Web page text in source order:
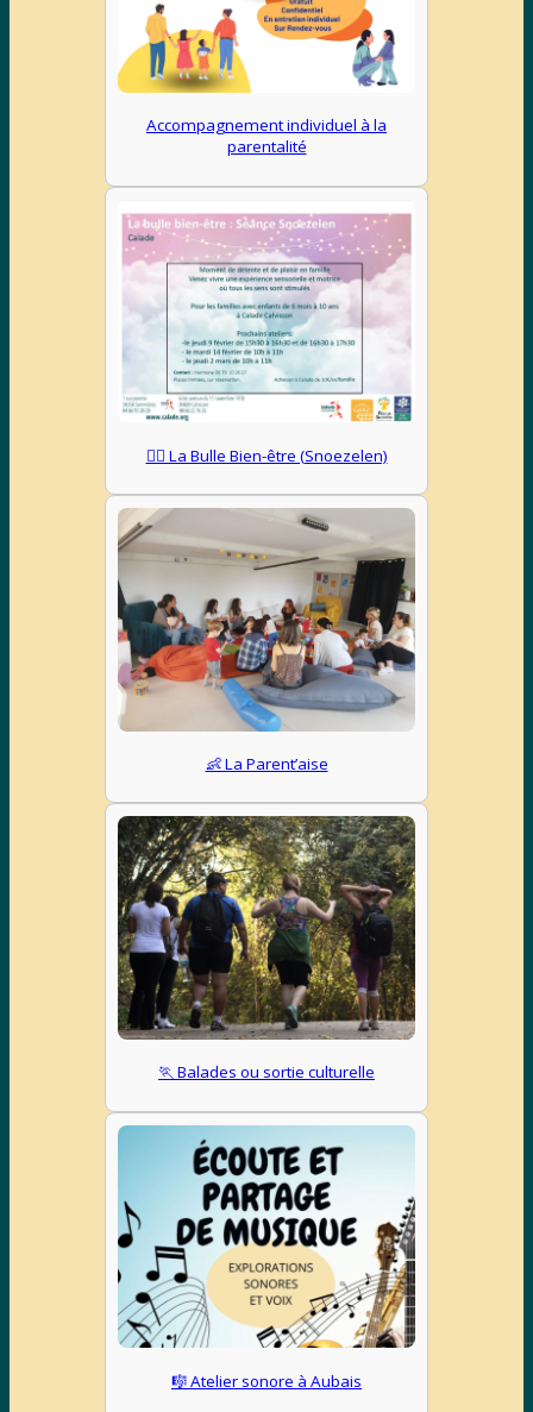
Accompagnement individuel à la
parentalité
💆‍♀️ La Bulle Bien-être (Snoezelen)
👶 La Parent’aise
🏃 Balades ou sortie culturelle
🎼 Atelier sonore à Aubais